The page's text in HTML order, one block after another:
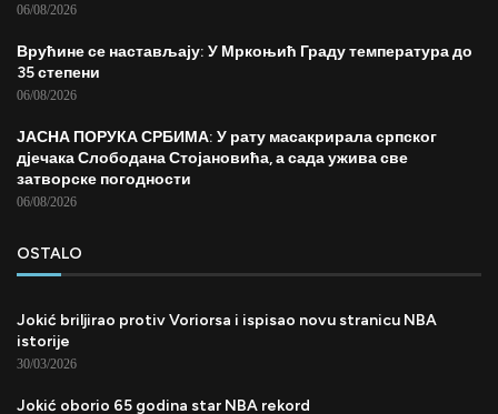
06/08/2026
Врућине се настављају: У Мркоњић Граду температура до
35 степени
06/08/2026
ЈАСНА ПОРУКА СРБИМА: У рату масакрирала српског
дјечака Слободана Стојановића, а сада ужива све
затворске погодности
06/08/2026
OSTALO
Jokić briljirao protiv Voriorsa i ispisao novu stranicu NBA
istorije
30/03/2026
Jokić oborio 65 godina star NBA rekord